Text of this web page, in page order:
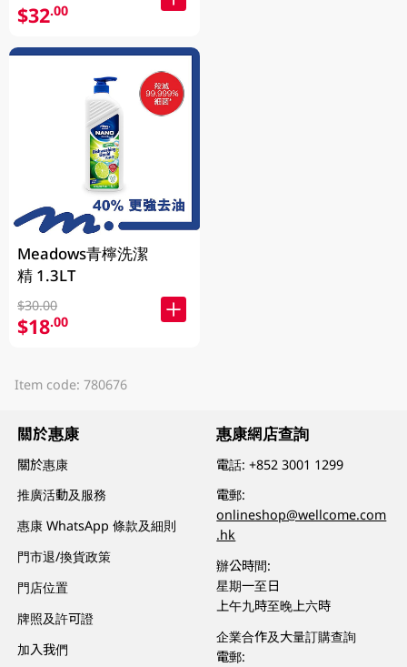
$32.00
Meadows青檸洗潔
精 1.3LT
$30.00
$18.00
Item code: 780676
關於惠康
關於惠康
推廣活動及服務
惠康 WhatsApp 條款及細則
門市退/換貨政策
門店位置
牌照及許可證
加入我們
惠康網店查詢
電話:+852 3001 1299
電郵:
onlineshop@wellcome.com
.hk
辦公時間:
星期一至日
上午九時至晚上六時
企業合作及大量訂購查詢
電郵: